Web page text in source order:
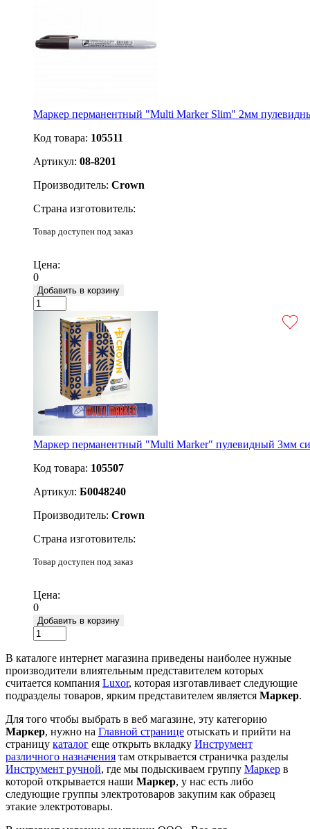
Маркер перманентный "Multi Marker Slim" 2мм
Код товара: 105511
Артикул: 08-8201
Производитель: Crown
Страна изготовитель:
Товар доступен под заказ
Цена:
0
Добавить в корзину
Маркер перманентный "Multi Marker" пулевидный 3мм
Код товара: 105507
Артикул: Б0048240
Производитель: Crown
Страна изготовитель:
Товар доступен под заказ
Цена:
0
Добавить в корзину
В каталоге интернет магазина приведены наиболее нужные
производители влиятельным представителем которых
считается компания Luxor, которая изготавливает следующие
подразделы товаров, ярким представителем является Маркер.
Для того чтобы выбрать в веб магазине, эту категорию
Маркер, нужно на Главной странице отыскать и прийти на
страницу каталог еще открыть вкладку Инструмент
различного назначения там открывается страничка разделы
Инструмент ручной, где мы подыскиваем группу Маркер в
которой открывается наши Маркер, у нас есть либо
следующие группы электротоваров закупим как образец
этакие электротовары.